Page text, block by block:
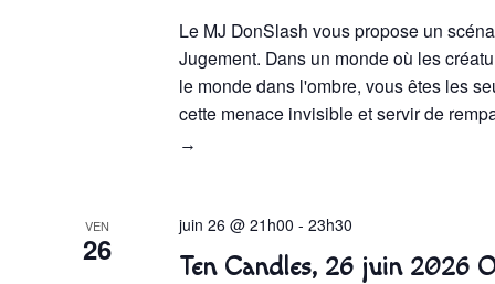
Le MJ DonSlash vous propose un
Jugement. Dans un monde où les
le monde dans l'ombre, vous êtes les
cette menace invisible et servir de
→
VEN
26 Ten Candles, 26 juin 2026
juin 26 @ 21h00 -23h30